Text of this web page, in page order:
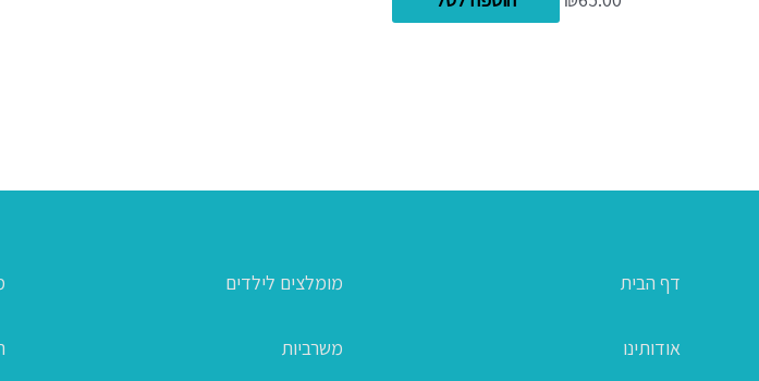
דף הבית
אודותינו
מומלצים לילדים
משרביות